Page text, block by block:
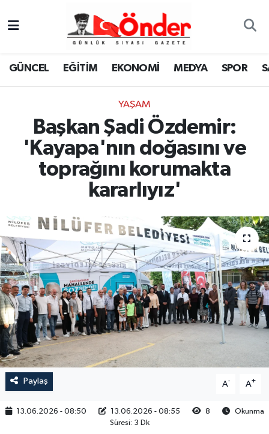
GÜNCEL EĞİTİM EKONOMİ MEDYA SPOR
YAŞAM
Başkan Şadi Özdemir:
'Kayapa'nın doğasını ve
toprağını korumakta
kararlıyız'
Paylaş A- A+
13.06.2026 - 08:50 13.06.2026 - 08:55 8
Okunma
Süresi: 3 Dk
GÜNCEL
MEDYA
SPOR
KÜLTÜR-SANAT
YAŞAM
RESMİ İLAN
Zonguldak Nöbetçi Eczaneler
Zonguldak Namaz Vakitleri
Zonguldak Trafik Yoğunluk Haritası
TFF 3.Lig 4.Grup Puan Durumu ve Fikstür
Tüm Manşetler
Son Dakika Haberleri
Haber Arşivi